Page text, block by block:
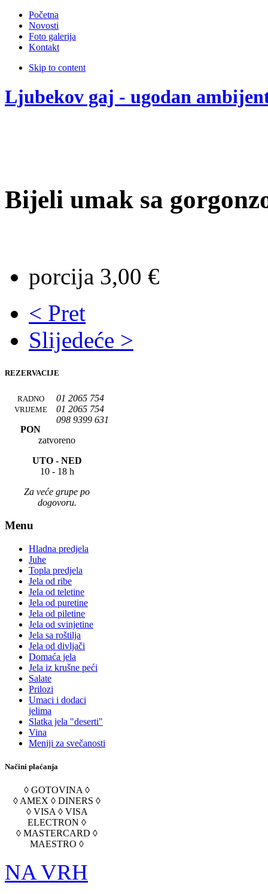
Početna
Novosti
Foto galerija
Kontakt
Skip to content
Ljubekov gaj - ugodan
Bijeli umak sa
porcija 3,00 €
< Pret
Slijedeće >
REZERVACIJE
01 2065 754
01 2065 754
098 9399 631
RADNO
VRIJEME
PON
zatvoreno
UTO - NED
10 - 18 h
Za veće grupe po
dogovoru.
Menu
Hladna predjela
Juhe
Topla predjela
Jela od ribe
Jela od teletine
Jela od puretine
Jela od piletine
Jela od svinjetine
Jela sa roštilja
Jela od divljači
Domaća jela
Jela iz krušne peći
Salate
Prilozi
Umaci i dodaci
jelima
Slatka jela "deserti"
Vina
Meniji za svečanosti
Načini plaćanja
◊ GOTOVINA ◊
◊ AMEX ◊ DINERS ◊
◊ VISA ◊ VISA
ELECTRON ◊
◊ MASTERCARD ◊
MAESTRO ◊
NA VRH